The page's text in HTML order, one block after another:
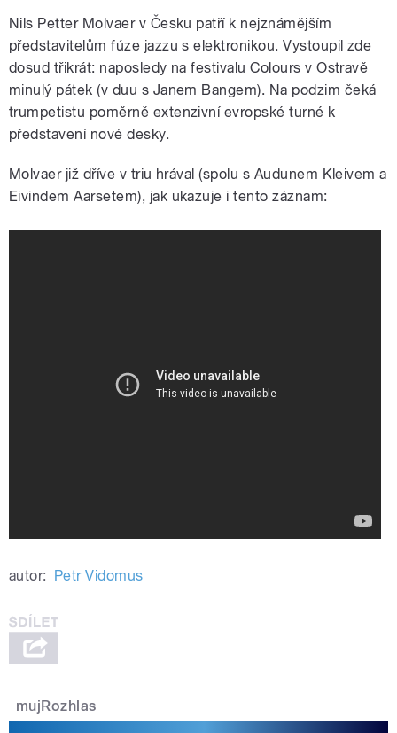
Nils Petter Molvaer v Česku patří k nejznámějším
představitelům fúze jazzu s elektronikou. Vystoupil zde
dosud třikrát: naposledy na festivalu Colours v Ostravě
minulý pátek (v duu s Janem Bangem). Na podzim čeká
trumpetistu poměrně extenzivní evropské turné k
představení nové desky.
Molvaer již dříve v triu hrával (spolu s Audunem Kleivem a
Eivindem Aarsetem), jak ukazuje i tento záznam:
autor: Petr Vidomus
mujRozhlas